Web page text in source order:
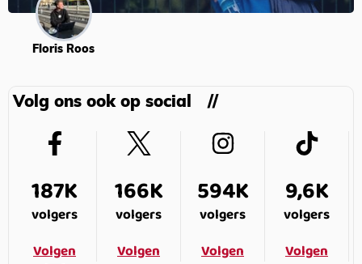
Floris Roos
Volg ons ook op social
187K
volgers
Volgen
166K
volgers
Volgen
594K
volgers
Volgen
9,6K
volgers
Volgen